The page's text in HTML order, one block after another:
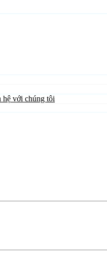
hệ với chúng tôi